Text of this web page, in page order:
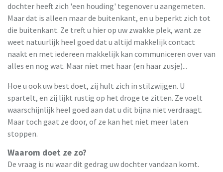
dochter heeft zich 'een houding' tegenover u aangemeten.
Maar dat is alleen maar de buitenkant, en u beperkt zich tot
die buitenkant. Ze treft u hier op uw zwakke plek, want ze
weet natuurlijk heel goed dat u altijd makkelijk contact
naakt en met iedereen makkelijk kan communiceren over van
alles en nog wat. Maar niet met haar (en haar zusje)...
Hoe u ook uw best doet, zij hult zich in stilzwijgen. U
spartelt, en zij lijkt rustig op het droge te zitten. Ze voelt
waarschijnlijk heel goed aan dat u dit bijna niet verdraagt.
Maar toch gaat ze door, of ze kan het niet meer laten
stoppen.
Waarom doet ze zo?
De vraag is nu waar dit gedrag uw dochter vandaan komt.